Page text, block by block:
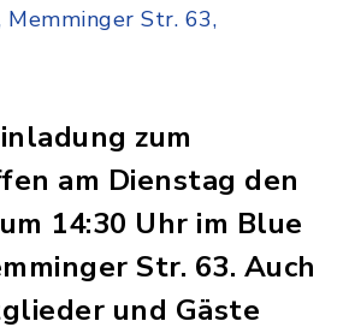
Memminger Str. 63,
zum
am Dienstag den
14:30 Uhr im Blue
Str. 63. Auch
und Gäste